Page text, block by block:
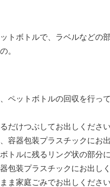
トボトルで、ラベルなどの
。
ペットボトルの回収を行って
だけつぶしてお出しください
容器包装プラスチックにお出
トルに残るリング状の部分
包装プラスチックにお出しく
ま家庭ごみでお出しください